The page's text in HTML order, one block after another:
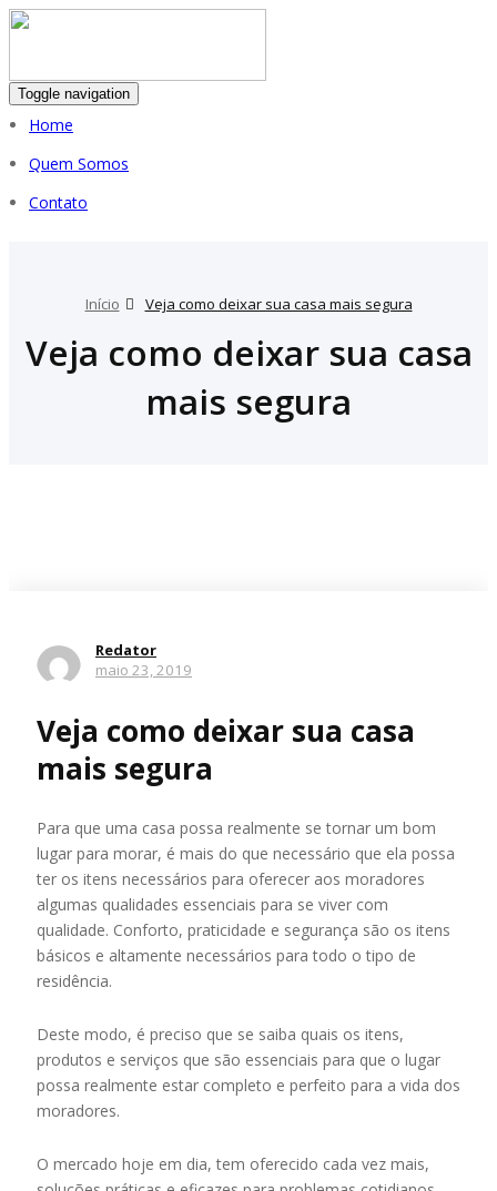
Toggle navigation
Home
Quem Somos
Contato
Início Veja como deixar sua casa mais segura
Veja como deixar sua casa
mais segura
Redator
maio 23, 2019
Veja como deixar sua casa
mais segura
Para que uma casa possa realmente se tornar um bom
lugar para morar, é mais do que necessário que ela possa
ter os itens necessários para oferecer aos moradores
algumas qualidades essenciais para se viver com
qualidade. Conforto, praticidade e segurança são os itens
básicos e altamente necessários para todo o tipo de
residência.
Deste modo, é preciso que se saiba quais os itens,
produtos e serviços que são essenciais para que o lugar
possa realmente estar completo e perfeito para a vida dos
moradores.
O mercado hoje em dia, tem oferecido cada vez mais,